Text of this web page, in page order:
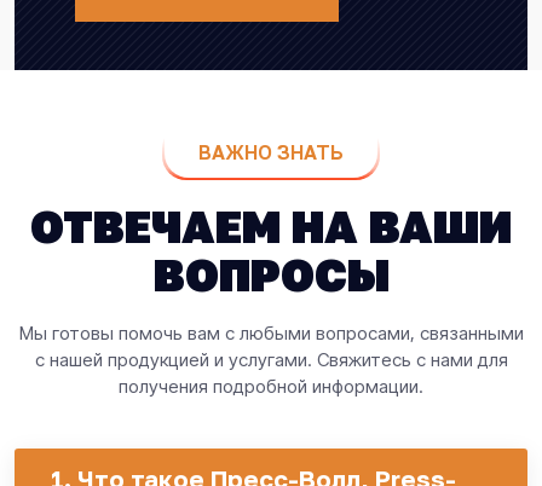
ВАЖНО ЗНАТЬ
ОТВЕЧАЕМ НА ВАШИ
ВОПРОСЫ
Мы готовы помочь вам с любыми вопросами, связанными
с нашей продукцией и услугами. Свяжитесь с нами для
получения подробной информации.
1. Что такое Пpеcс-Волл, Press-